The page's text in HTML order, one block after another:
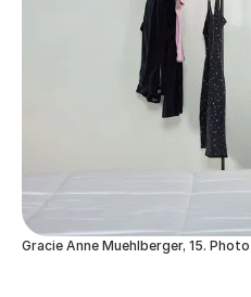
Gracie Anne Muehlberger, 15.